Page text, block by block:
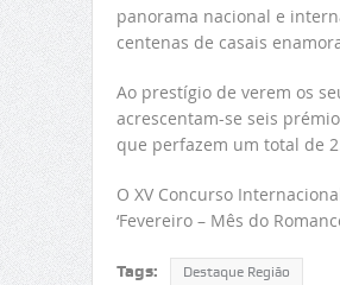
panorama nacional e
centenas de casais
Ao prestígio de verem os
acrescentam-se seis
que perfazem um total de
O XV Concurso
‘Fevereiro – Mês do
Tags: Destaque Região